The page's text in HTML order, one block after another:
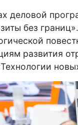
деловой
без
развития